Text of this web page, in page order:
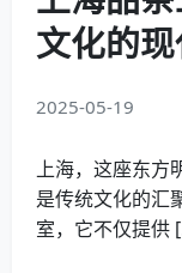
文化的
2025-05-19
上海，这座东方
是传统文化的汇
室，它不仅提供